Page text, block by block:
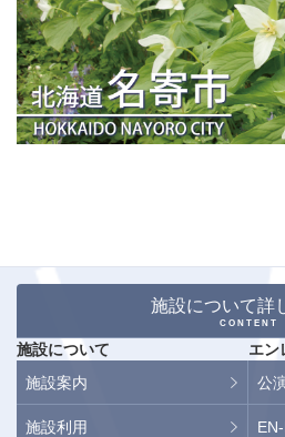
施設について詳
CONTENT
施設について
施設案内
施設利用
エン
公